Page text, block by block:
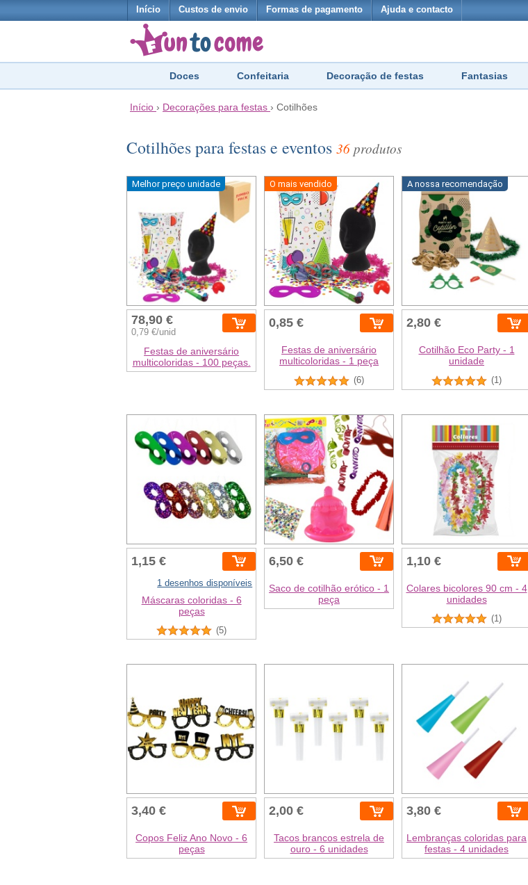
Início Custos de envio Formas de pagamento Ajuda e contacto
Doces Confeitaria Decoração de festas Fantasias
Início › Decorações para festas › Cotilhões
Cotilhões para festas e eventos 36 produtos
Melhor preço unidade
78,90 €
0,79 €/unid
Festas de aniversário
multicoloridas - 100 peças.
O mais vendido
0,85 €
Festas de aniversário
multicoloridas - 1 peça
(6)
A nossa recomendação
2,80 €
Cotilhão Eco Party - 1
unidade
(1)
1,15 €
1 desenhos disponíveis
Máscaras coloridas - 6
peças
(5)
6,50 €
Saco de cotilhão erótico - 1
peça
1,10 €
Colares bicolores 90 cm - 4
unidades
(1)
3,40 €
Copos Feliz Ano Novo - 6
peças
2,00 €
Tacos brancos estrela de
ouro - 6 unidades
3,80 €
Lembranças coloridas para
festas - 4 unidades